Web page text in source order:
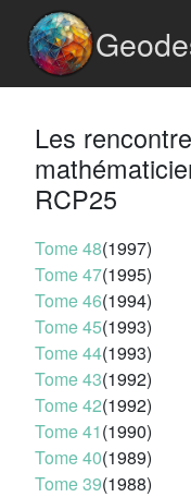
Les
RCP25
Tome 48(1997)
Tome 47(1995)
Tome 46(1994)
Tome 45(1993)
Tome 44(1993)
Tome 43(1992)
Tome 42(1992)
Tome 41(1990)
Tome 40(1989)
Tome 39(1988)